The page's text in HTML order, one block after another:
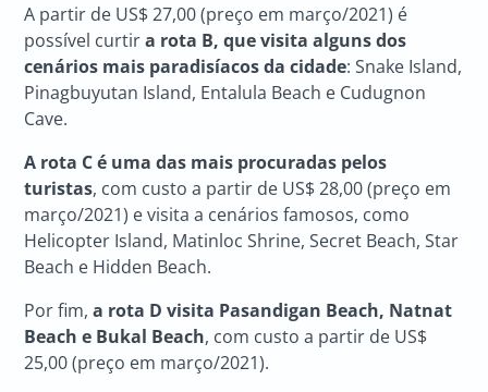
A partir de US$ 27,00 (preço em março/2021) é
possível curtira rota B, que visita alguns dos
cenários mais paradisíacos da cidade: Snake Island,
Pinagbuyutan Island, Entalula Beach e Cudugnon
Cave.
A rota C é uma das mais procuradas pelos
turistas, com custo a partir de US$ 28,00 (preço em
março/2021) e visita a cenários famosos, como
Helicopter Island, Matinloc Shrine, Secret Beach, Star
Beach e Hidden Beach.
Por fim,a rota D visita Pasandigan Beach, Natnat
Beach e Bukal Beach, com custo a partir de US$
25,00 (preço em março/2021).